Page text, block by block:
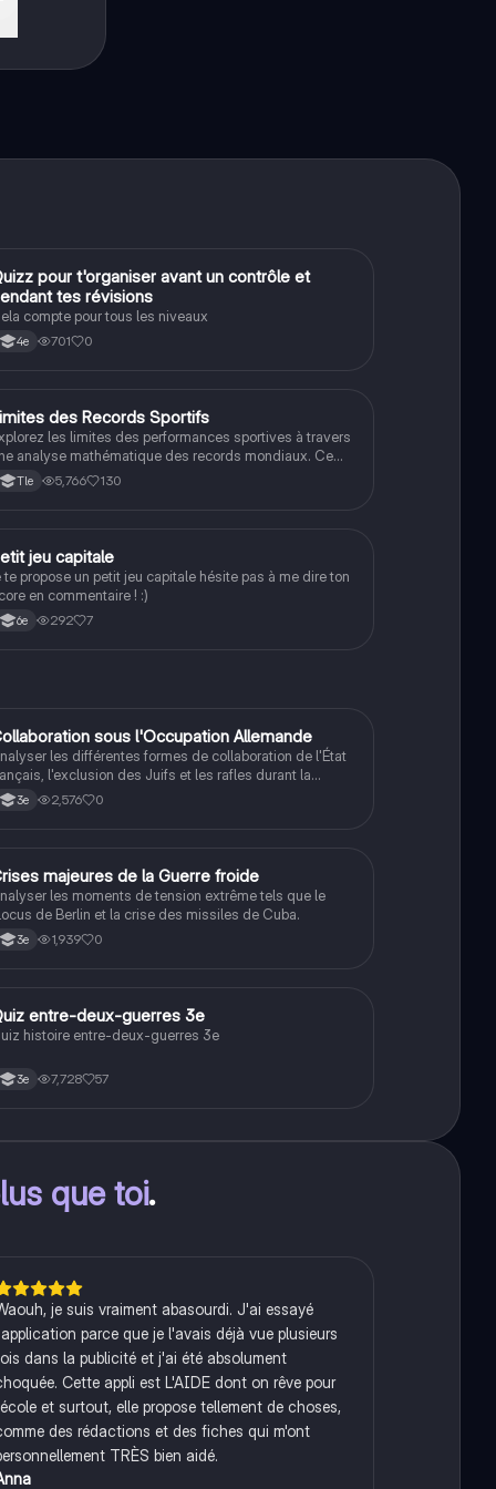
Méthodopour t'organiser avant un contrôle et
tes révisions
compte pour tous les niveaux
4e 701 0
Maths des Records Sportifs
les limites des performances sportives à travers
analyse mathématique des records mondiaux. Ce
aborde la question : 'Allons-nous vers une fin
records du monde en sport ?' avec des exemples
le grand oral de maths.
Tle 5,766 130
Méthodo
jeu capitale
te propose un petit jeu capitale hésite pas à me dire ton
en commentaire ! :)
6e 292 7
Histoire sous l'Occupation Allemande
les différentes formes de collaboration de l'État
l'exclusion des Juifs et les rafles durant la
Guerre mondiale.
3e 2,576 0
Histoiremajeures de la Guerre froide
les moments de tension extrême tels que le
de Berlin et la crise des missiles de Cuba.
3e 1,939 0
Histoireentre-deux-guerres 3e
histoire entre-deux-guerres 3e
3e 7,728 57
que toi.
je suis vraiment abasourdi. J'ai essayé
parce que je l'avais déjà vue plusieurs
dans la publicité et j'ai été absolument
Cette appli est L'AIDE dont on rêve pour
et surtout, elle propose tellement de choses,
des rédactions et des fiches qui m'ont
TRÈS bien aidé.